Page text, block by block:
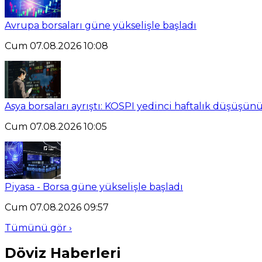
Avrupa borsaları güne yükselişle başladı
Cum 07.08.2026 10:08
Asya borsaları ayrıştı: KOSPI yedinci haftalık
Cum 07.08.2026 10:05
Piyasa - Borsa güne yükselişle başladı
Cum 07.08.2026 09:57
Tümünü gör ›
Döviz Haberleri